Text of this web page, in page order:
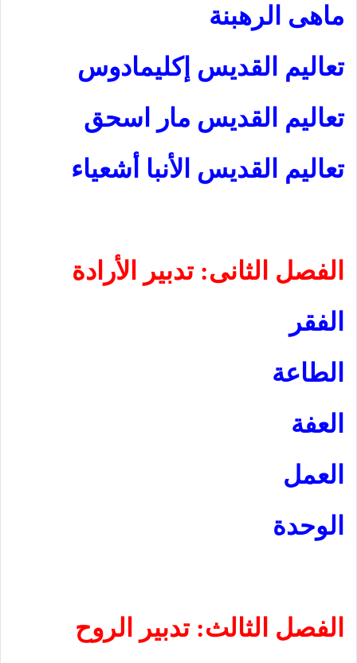
ماهى الرهبنة
تعاليم القديس إكليمادوس
تعاليم القديس مار اسحق
تعاليم القديس الأنبا أشعياء
الفصل الثانى: تدبير الأرادة
الفقر
الطاعة
العفة
العمل
الوحدة
الفصل الثالث: تدبير الروح